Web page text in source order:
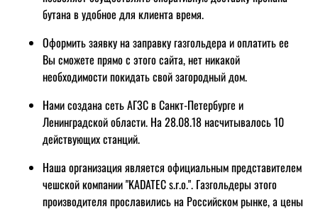
бутана в удобное для клиента время.
Оформить заявку на заправку газгольдера и оплатить ее
Вы сможете прямо с этого сайта, нет никакой
необходимости покидать свой загородный дом.
Нами создана сеть АГЗС в Санкт-Петербурге и
Ленинградской области. На 28.08.18 насчитывалось 10
действующих станций.
Наша организация является официальным представителем
чешской компании "KADATEC s.r.o.". Газгольдеры этого
производителя прославились на Российском рынке, а цены